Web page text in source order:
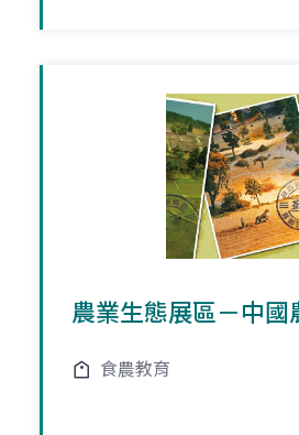
農業生態展區－中國
食農教育